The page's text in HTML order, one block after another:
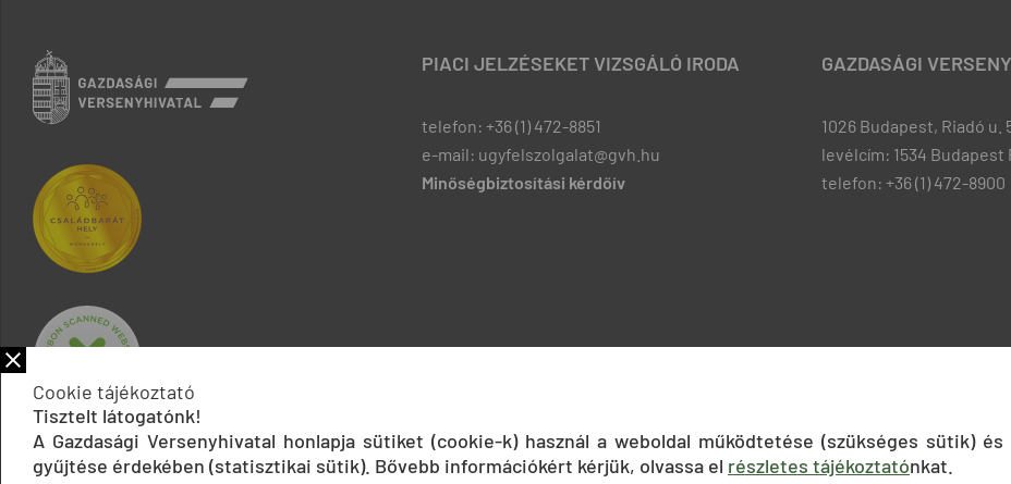
PIACI JELZÉSEKET VIZSGÁLÓ IRODA
telefon: +36 (1) 472-8851
e-mail: ugyfelszolgalat@gvh.hu
Minőségbiztosítási kérdőív
GAZDASÁGI
1026 Budapest, Riadó u.
levélcím: 1534 Budapest
telefon: +36 (1) 472-8900
Cookie tájékoztató
Tisztelt látogatónk!
A Gazdasági Versenyhivatal honlapja sütiket (cookie-k) használ a weboldal működtetése (szükséges sütik)
gyűjtése érdekében (statisztikai sütik). Bővebb információkért kérjük, olvassa el részletes tájékoztatónkat.